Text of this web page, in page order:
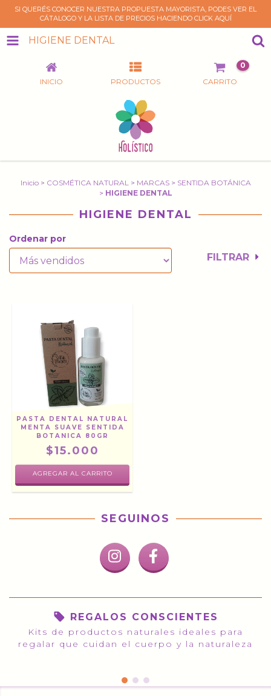
SI QUERÉS CONOCER NUESTRA PROPUESTA MAYORISTA, PODES VER EL
CÁTALOGO Y LA LISTA DE PRECIOS HACIENDO CLICK AQUÍ
HIGIENE DENTAL
INICIO PRODUCTOS CARRITO
0
Inicio > COSMÉTICA NATURAL > MARCAS > SENTIDA BOTÁNICA
> HIGIENE DENTAL
HIGIENE DENTAL
Ordenar por
FILTRAR
PASTA DENTAL NATURAL
MENTA SUAVE SENTIDA
BOTANICA 80GR
$15.000
SEGUINOS
REGALOS CONSCIENTES
Kits de productos naturales ideales para
regalar que cuidan el cuerpo y la naturaleza